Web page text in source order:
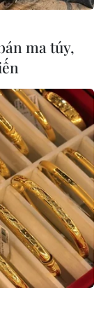
phát triển
ngoài tỏ ra
tâm dữ liệu
nhóm các dịch
ma túy,